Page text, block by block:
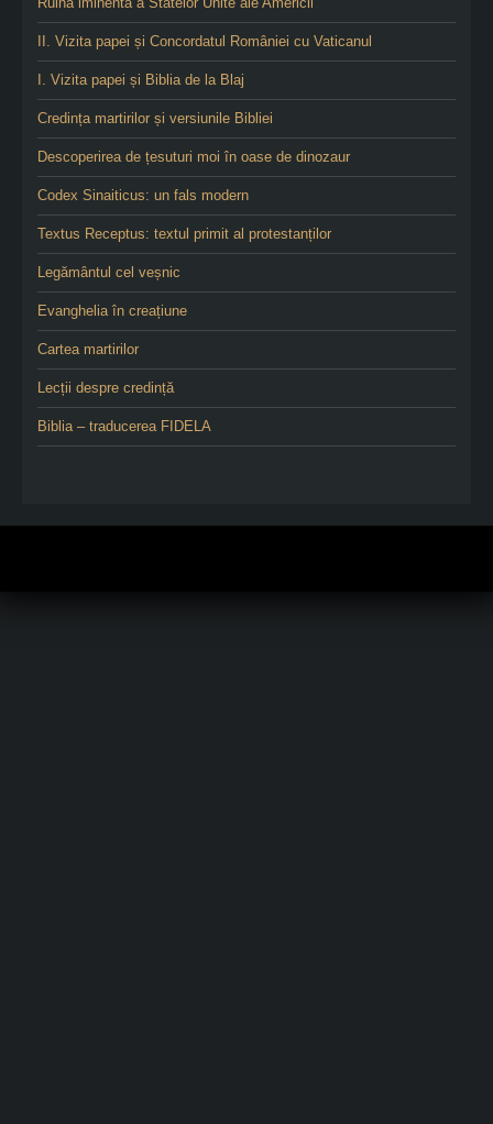
II. Vizita papei și Concordatul României cu Vaticanul
I. Vizita papei și Biblia de la Blaj
Credința martirilor și versiunile Bibliei
Descoperirea de țesuturi moi în oase de dinozaur
Codex Sinaiticus: un fals modern
Textus Receptus: textul primit al protestanților
Legământul cel veșnic
Evanghelia în creațiune
Cartea martirilor
Lecții despre credință
Biblia – traducerea FIDELA